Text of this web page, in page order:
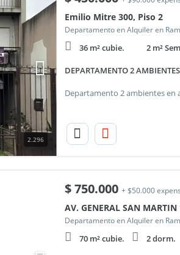
2.296
Emilio Mitre 300, Piso 2
Departamento en Alquiler en
36 m² cubie. 2 m²
DEPARTAMENTO 2 AMBIENTES
$750.000 + $50.000
AV. GENERAL SAN
Departamento en Alquiler en
70 m² cubie. 2 dorm.